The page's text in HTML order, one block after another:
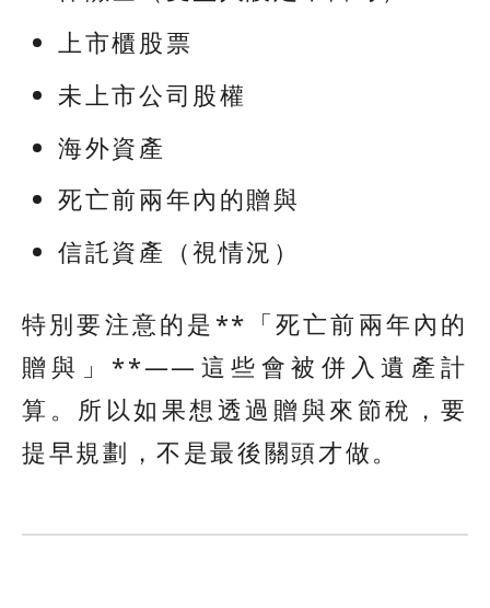
上市櫃股票
未上市公司股權
海外資產
死亡前兩年內的贈與
信託資產（視情況）
特別要注意的是**「死亡前兩年內的
贈與」**——這些會被併入遺產計
算。所以如果想透過贈與來節稅，要
提早規劃，不是最後關頭才做。